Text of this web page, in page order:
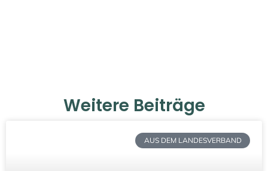
Weitere Beiträge
AUS DEM LANDESVERBAND